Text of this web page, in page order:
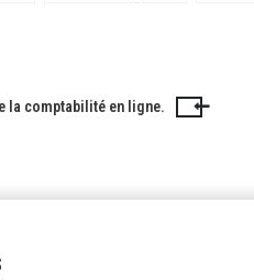
la comptabilité en ligne.